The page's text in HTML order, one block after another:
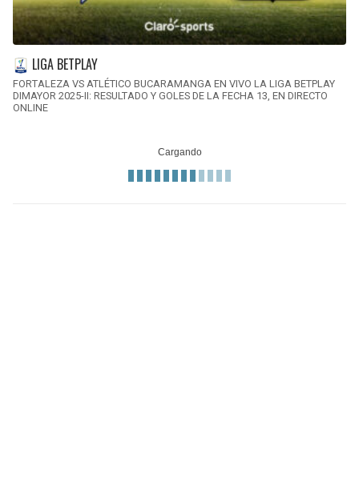
LIGA BETPLAY
FORTALEZA VS ATLÉTICO BUCARAMANGA EN VIVO LA LIGA BETPLAY
DIMAYOR 2025-II: RESULTADO Y GOLES DE LA FECHA 13, EN DIRECTO
ONLINE